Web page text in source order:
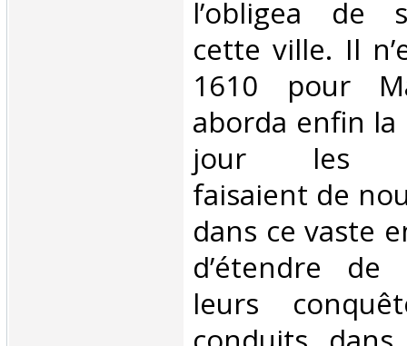
l’obligea de
cette ville. Il
1610 pour
aborda enfin la
jour les
faisaient de
dans ce vaste
d’étendre
leurs